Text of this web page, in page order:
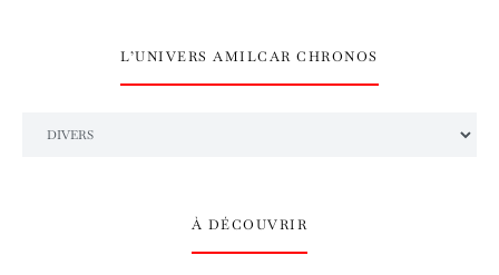
L’UNIVERS AMILCAR CHRONOS
À DÉCOUVRIR